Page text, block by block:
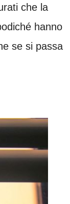
che la
hanno
se si passa